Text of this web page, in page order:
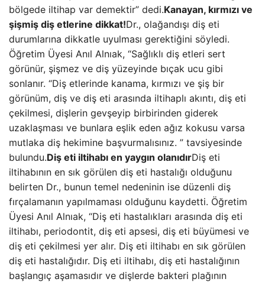
bölgede iltihap var demektir” dedi.Kanayan, kırmızı ve
şişmiş diş etlerine dikkat!Dr., olağandışı diş eti
durumlarına dikkatle uyulması gerektiğini söyledi.
Öğretim Üyesi Anıl Alnıak, “Sağlıklı diş etleri sert
görünür, şişmez ve diş yüzeyinde bıçak ucu gibi
sonlanır. “Diş etlerinde kanama, kırmızı ve şiş bir
görünüm, diş ve diş eti arasında iltihaplı akıntı, diş eti
çekilmesi, dişlerin gevşeyip birbirinden giderek
uzaklaşması ve bunlara eşlik eden ağız kokusu varsa
mutlaka diş hekimine başvurmalısınız. ” tavsiyesinde
bulundu.Diş eti iltihabı en yaygın olanıdırDiş eti
iltihabının en sık görülen diş eti hastalığı olduğunu
belirten Dr., bunun temel nedeninin ise düzenli diş
fırçalamanın yapılmaması olduğunu kaydetti. Öğretim
Üyesi Anıl Alnıak, “Diş eti hastalıkları arasında diş eti
iltihabı, periodontit, diş eti apsesi, diş eti büyümesi ve
diş eti çekilmesi yer alır. Diş eti iltihabı en sık görülen
diş eti hastalığıdır. Diş eti iltihabı, diş eti hastalığının
başlangıç ​​aşamasıdır ve dişlerde bakteri plağının